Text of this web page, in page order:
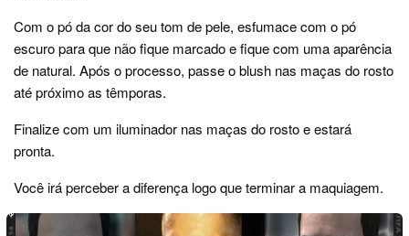
Com o pó da cor do seu tom de pele, esfumace com o pó
escuro para que não fique marcado e fique com uma aparência
de natural. Após o processo, passe o blush nas maças do rosto
até próximo as têmporas.
Finalize com um iluminador nas maças do rosto e estará
pronta.
Você irá perceber a diferença logo que terminar a maquiagem.